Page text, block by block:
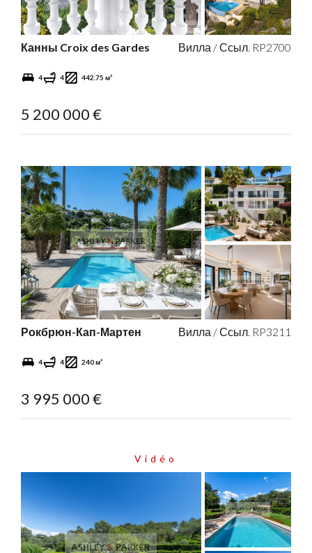
Канны Croix des Gardes Вилла / Ссыл. RP2700
4 4 442.75 м²
5 200 000 €
Рокбрюн-Кап-Мартен Вилла / Ссыл. RP3211
4 4 240 м²
3 995 000 €
Vidéo